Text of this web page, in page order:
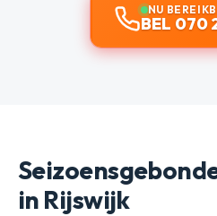
NU
BEL 070
in Rijswijk